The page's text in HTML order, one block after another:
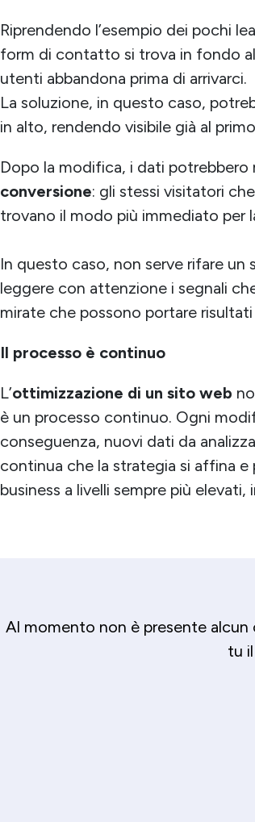
Riprendendo l’esempio dei pochi
form di contatto si trova in fondo
utenti abbandona prima di arrivarci.
La soluzione, in questo caso,
in alto, rendendo visibile già al
Dopo la modifica, i dati
conversione: gli stessi visitatori
trovano il modo più immediato per
In questo caso, non serve rifare
leggere con attenzione i segnali
mirate che possono portare
Il processo è continuo
L’ottimizzazione di un sito web
è un processo continuo. Ogni
conseguenza, nuovi dati da
continua che la strategia si affina
business a livelli sempre più
Al momento non è presente
tu